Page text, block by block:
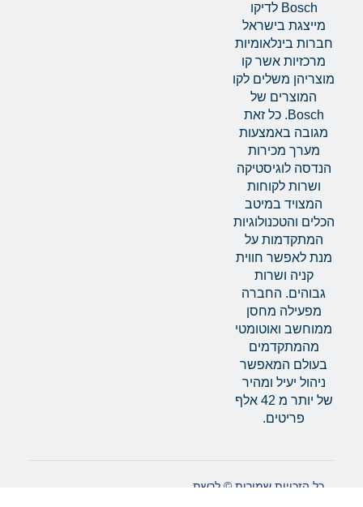
Bosch לדיקו
מייצגת בישראל
חברות בינלאומיות
מרכזיות אשר קו
מוצריהן משלים לקו
המוצרים של
Bosch. כל זאת
מגובה באמצעות
מערך מכירות
הנדסה לוגיסטיקה
ושרות לקוחות
המצויד במיטב
הכלים והטכנולוגיות
המתקדמות על
מנת לאפשר חווית
קניה ושרות
גבוהים. החברה
מפעילה מחסן
ממוחשב ואוטומטי
מהמתקדמים
בעולם המאפשר
ניהול יעיל ומהיר
של יותר מ 42 אלף
פריטים.
כל הזכויות שמורות © לרשת